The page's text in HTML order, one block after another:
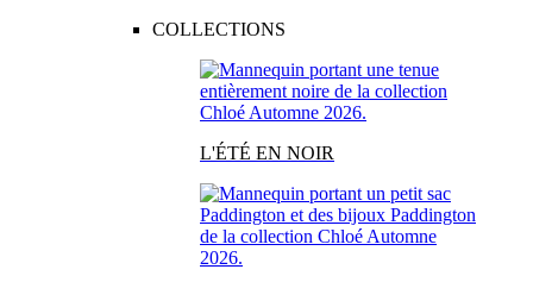
COLLECTIONS
L'ÉTÉ EN NOIR